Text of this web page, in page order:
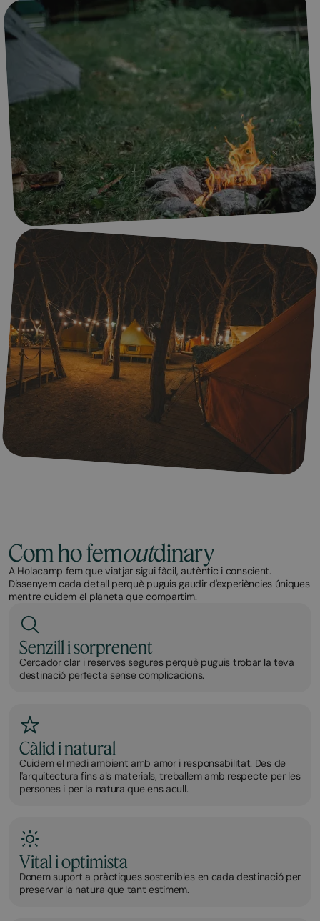
Com ho femoutdinary
A Holacamp fem que viatjar sigui fàcil, autèntic i conscient.
Dissenyem cada detall perquè puguis gaudir d'experiències úniques
mentre cuidem el planeta que compartim.
Senzill i sorprenent
Cercador clar i reserves segures perquè puguis trobar la teva
destinació perfecta sense complicacions.
Càlid i natural
Cuidem el medi ambient amb amor i responsabilitat. Des de
l'arquitectura fins als materials, treballem amb respecte per les
persones i per la natura que ens acull.
Vital i optimista
Donem suport a pràctiques sostenibles en cada destinació per
preservar la natura que tant estimem.